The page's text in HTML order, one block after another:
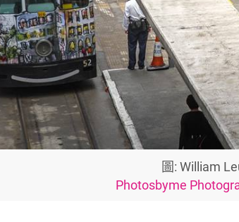
圖: William
Photosbyme